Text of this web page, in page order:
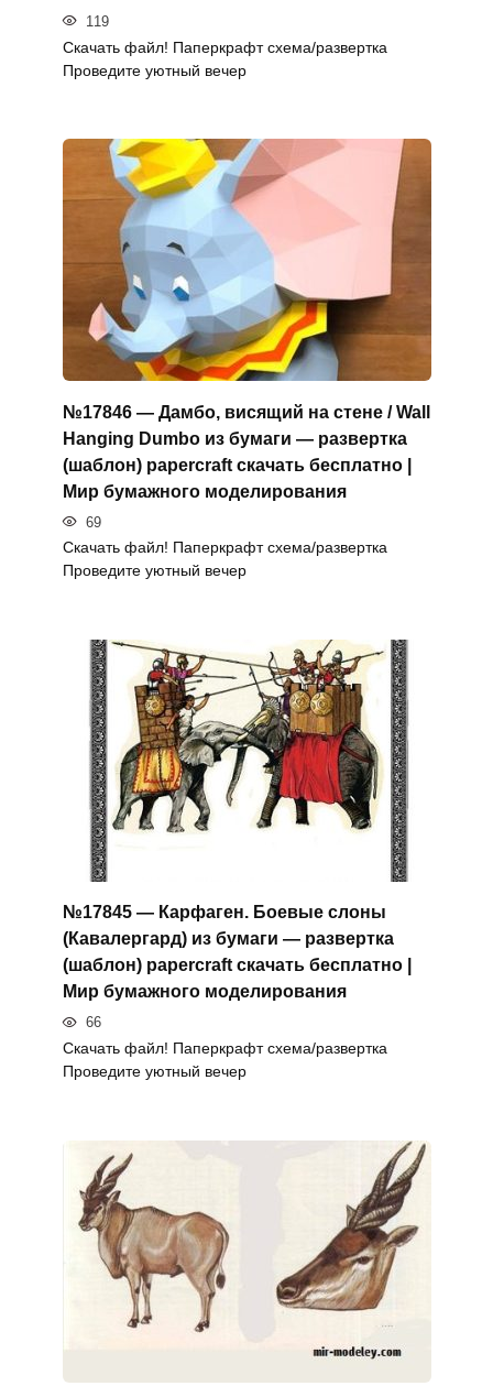
119
Скачать файл! Паперкрафт схема/развертка
Проведите уютный вечер
№17846 — Дамбо, висящий на стене / Wall
Hanging Dumbo из бумаги — развертка
(шаблон) papercraft скачать бесплатно |
Мир бумажного моделирования
69
Скачать файл! Паперкрафт схема/развертка
Проведите уютный вечер
№17845 — Карфаген. Боевые слоны
(Кавалергард) из бумаги — развертка
(шаблон) papercraft скачать бесплатно |
Мир бумажного моделирования
66
Скачать файл! Паперкрафт схема/развертка
Проведите уютный вечер